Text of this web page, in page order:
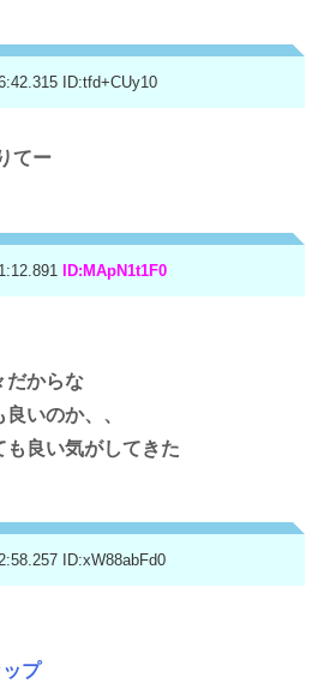
ID:tfd+CUy10
てー
ID:MApN1t1F0
だからな
いのか、、
も良い気がしてきた
ID:xW88abFd0
プ